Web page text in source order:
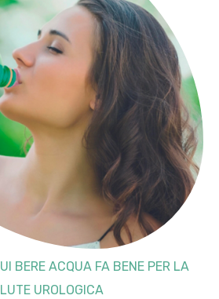
BERE ACQUA FA BENE PER LA
UROLOGICA